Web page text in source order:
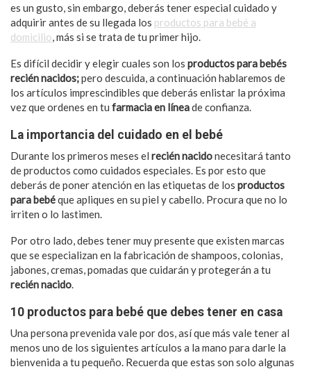
es un gusto, sin embargo, deberás tener especial cuidado y
adquirir antes de su llegada los productos para bebé a
domicilio, más si se trata de tu primer hijo.
Es difícil decidir y elegir cuales son los productos para bebés
recién nacidos;pero descuida, a continuación hablaremos de
los artículos imprescindibles que deberás enlistar la próxima
vez que ordenes en tu farmacia en líneade confianza.
La importancia del cuidado en el bebé
Durante los primeros meses el recién nacidonecesitará tanto
de productos como cuidados especiales. Es por esto que
deberás de poner atención en las etiquetas de los productos
para bebéque apliques en su piel y cabello. Procura que no lo
irriten o lo lastimen.
Por otro lado, debes tener muy presente que existen marcas
que se especializan en la fabricación de shampoos, colonias,
jabones, cremas, pomadas que cuidarán y protegerán a tu
recién nacido.
10 productos para bebé que debes tener en casa
Una persona prevenida vale por dos, así que más vale tener al
menos uno de los siguientes artículos a la mano para darle la
bienvenida a tu pequeño. Recuerda que estas son solo algunas